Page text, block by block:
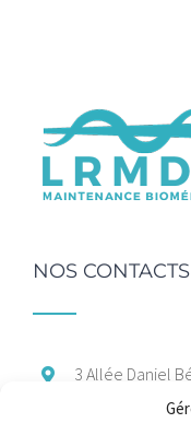
NOS CONTACTS
3 Allée Daniel
06 47 66 37 88